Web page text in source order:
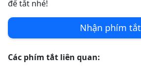
để tắt nhé!
Nhận phím tắt
Các phím tắt liên quan: